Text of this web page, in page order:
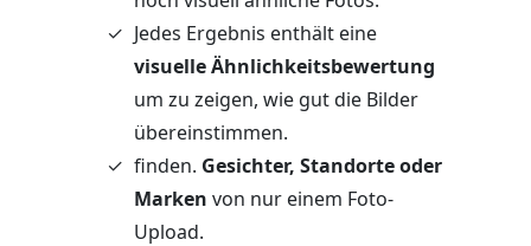
Jedes Ergebnis enthält eine
visuelle Ähnlichkeitsbewertung
um zu zeigen, wie gut die Bilder
übereinstimmen.
finden. Gesichter, Standorte oder
Marken von nur einem Foto-
Upload.